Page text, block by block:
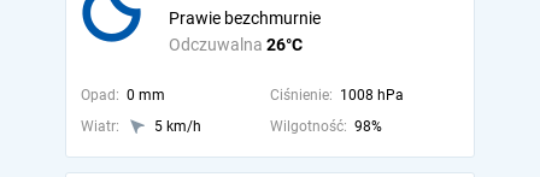
Odczuwalna 26°C
Prawie bezchmurnie
Opad: 0 mm Ciśnienie: 1008 hPa
Wiatr:
5 km/h Wilgotność: 98%